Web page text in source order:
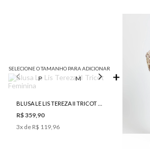
SELECIONE O TAMANHO PARA ADICIONAR
P M G
R$ 359,90
3x de R$ 119,96